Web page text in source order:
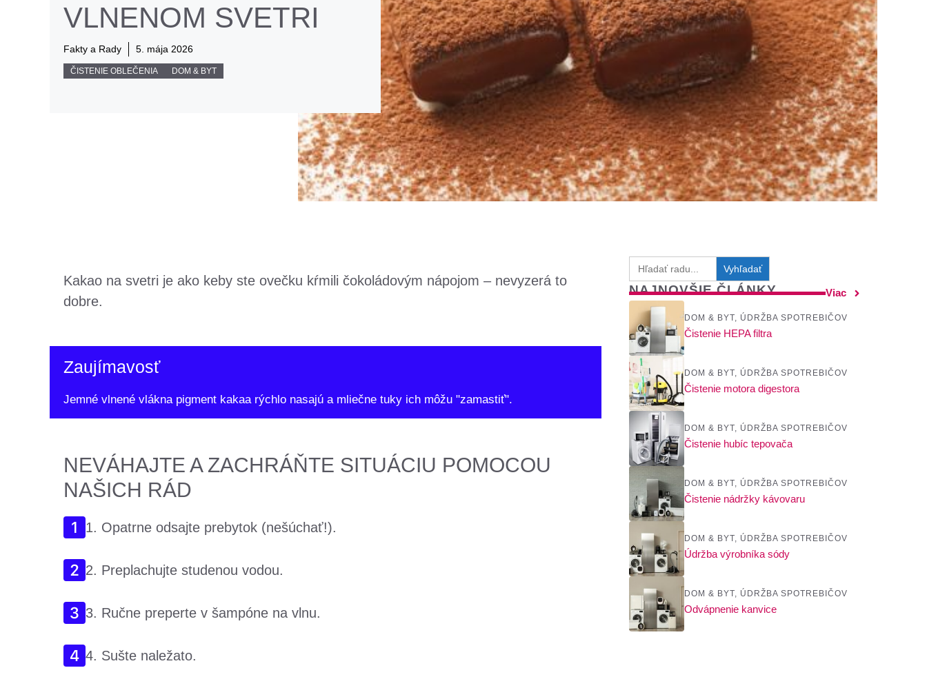
VLNENOM SVETRI
Fakty a Rady 5. mája 2026
ČISTENIE OBLEČENIA DOM & BYT
Kakao na svetri je ako keby ste ovečku kŕmili čokoládovým nápojom – nevyzerá to
dobre.
Zaujímavosť
Jemné vlnené vlákna pigment kakaa rýchlo nasajú a mliečne tuky ich môžu "zamastiť".
NEVÁHAJTE A ZACHRÁŇTE SITUÁCIU POMOCOU
NAŠICH RÁD
1. Opatrne odsajte prebytok (nešúchať!).
2. Preplachujte studenou vodou.
3. Ručne preperte v šampóne na vlnu.
4. Sušte naležato.
for:
NAJNOVŠIE ČLÁNKY Viac
DOM & BYT, ÚDRŽBA SPOTREBIČOV
Čistenie HEPA filtra
DOM & BYT, ÚDRŽBA SPOTREBIČOV
Čistenie motora digestora
DOM & BYT, ÚDRŽBA SPOTREBIČOV
Čistenie hubíc tepovača
DOM & BYT, ÚDRŽBA SPOTREBIČOV
Čistenie nádržky kávovaru
DOM & BYT, ÚDRŽBA SPOTREBIČOV
Údržba výrobníka sódy
DOM & BYT, ÚDRŽBA SPOTREBIČOV
Odvápnenie kanvice